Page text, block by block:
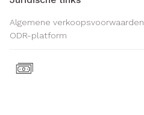
Algemene verkoopsvoorwaarden
ODR-platform